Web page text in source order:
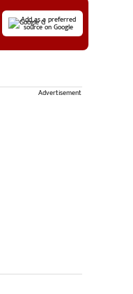
Add as a preferred
source on Google
Advertisement